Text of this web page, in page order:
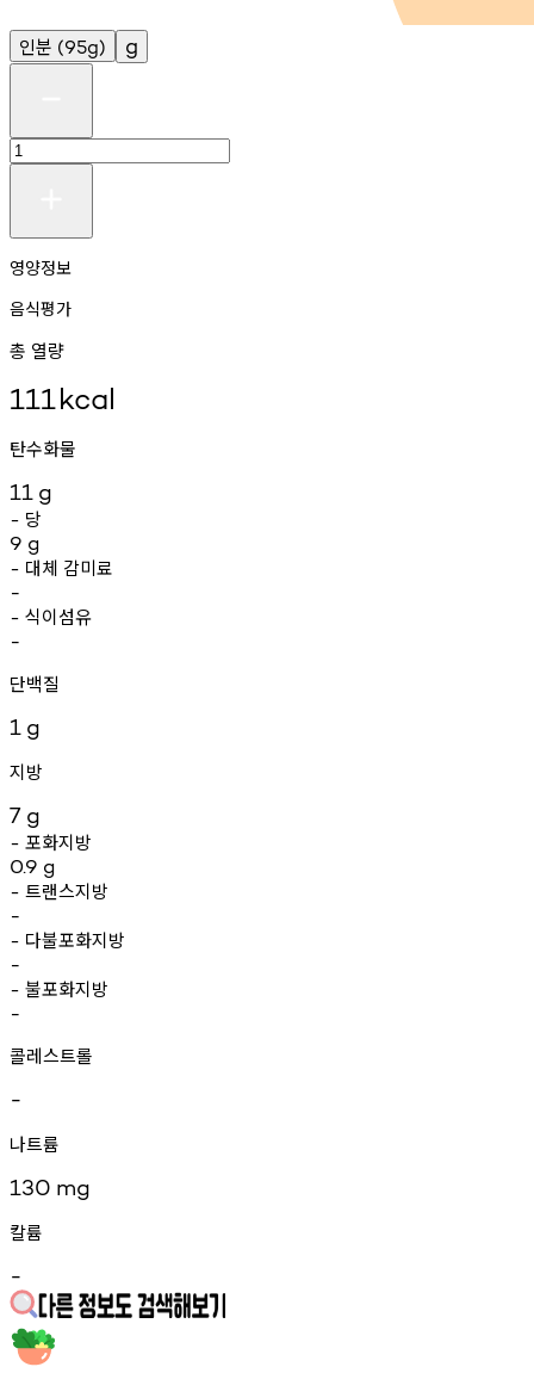
인분 (95g) g
영양정보
음식평가
총 열량
111kcal
탄수화물
11 g
- 당
9 g
- 대체 감미료
-
- 식이섬유
-
단백질
1 g
지방
7 g
- 포화지방
0.9 g
- 트랜스지방
-
- 다불포화지방
-
- 불포화지방
-
콜레스트롤
-
나트륨
130 mg
칼륨
-